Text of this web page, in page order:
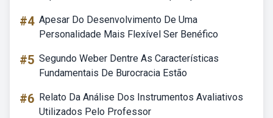
#4 Apesar Do Desenvolvimento De Uma
Personalidade Mais Flexível Ser Benéfico
#5 Segundo Weber Dentre As Características
Fundamentais De Burocracia Estão
#6 Relato Da Análise Dos Instrumentos Avaliativos
Utilizados Pelo Professor